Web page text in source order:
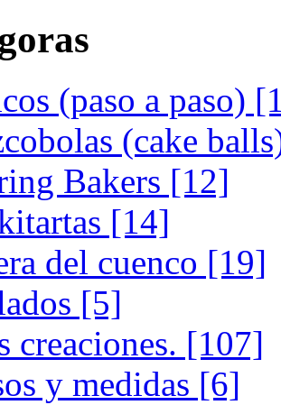
(paso a paso)
(cake
Bakers [12]
[14]
del cuenco [19]
[5]
creaciones. [107]
y medidas [6]